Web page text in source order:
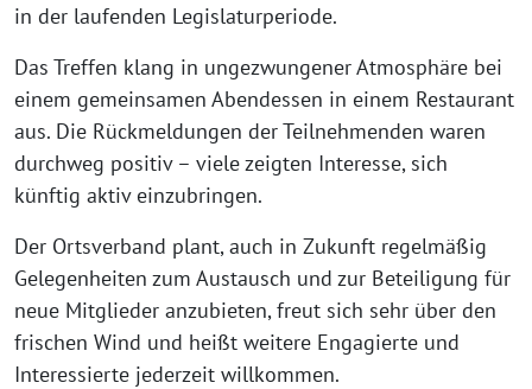
in der laufenden Legislaturperiode.
Das Treffen klang in ungezwungener Atmosphäre bei
einem gemeinsamen Abendessen in einem Restaurant
aus. Die Rückmeldungen der Teilnehmenden waren
durchweg positiv – viele zeigten Interesse, sich
künftig aktiv einzubringen.
Der Ortsverband plant, auch in Zukunft regelmäßig
Gelegenheiten zum Austausch und zur Beteiligung für
neue Mitglieder anzubieten, freut sich sehr über den
frischen Wind und heißt weitere Engagierte und
Interessierte jederzeit willkommen.